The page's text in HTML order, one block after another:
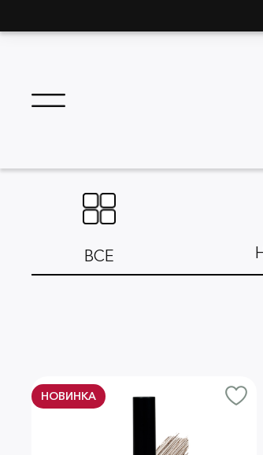
ВСЕ
НОВИНКА